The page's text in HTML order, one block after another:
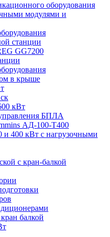
оборудования
модулями и
станции
GG7200
в крыше
кВт
БПЛА
АД-100-Т400
400 кВт с нагрузочными
с кран-балкой
балкой